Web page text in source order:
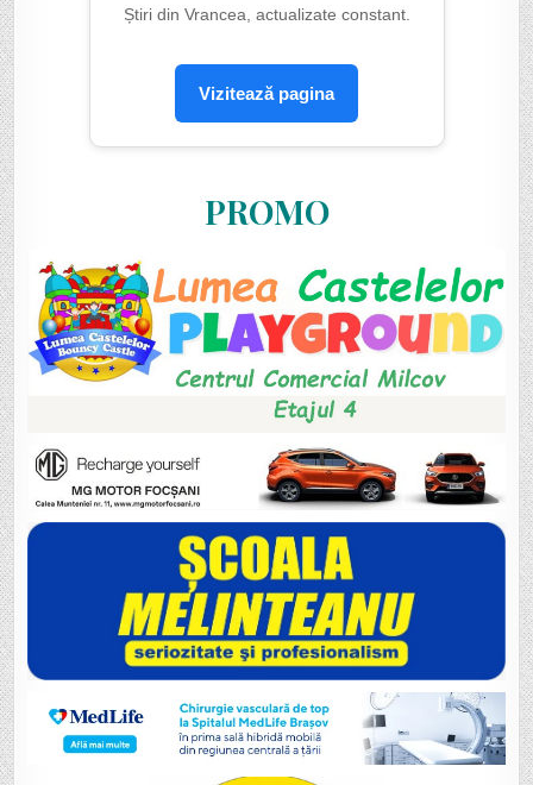
Știri din Vrancea, actualizate constant.
Vizitează pagina
PROMO